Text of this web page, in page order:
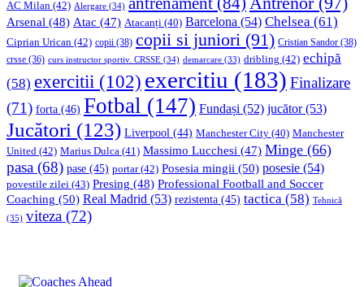
AC Milan (42) Alergare (34)
Arsenal (48) Atac (47) Atacanți (40) Barcelona (54) Chelsea (61)
Ciprian Urican (42) copii (38) copii si juniori (91) Cristian Sandor (38)
crsse (36) curs instructor sportiv. CRSSE (34) demarcare (33) dribling (42) echipă
(58) exercitii (102) exercitiu (183) Finalizare
(71) forta (46) Fotbal (147) Fundași (52) jucător(53)
Jucători (123) Liverpool (44) Manchester City (40) Manchester
United (42) Marius Dulca (41) Massimo Lucchesi (47) Minge (66)
pasa (68) pase (45) portar(42) Posesia mingii (50) posesie (54)
povestile zilei (43) Presing (48) Professional Football and Soccer
Coaching (50) Real Madrid (53) rezistenta (45) tactica (58) Tehnică
(35) viteza (72)